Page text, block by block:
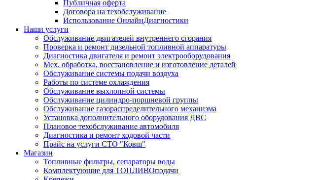
Публичная оферта
Договора на техобслуживание
Использование ОнлайнДиагностики
Наши услуги
Обслуживание двигателей внутреннего сгорания
Проверка и ремонт дизельной топливной аппаратуры
Диагностика двигателя и ремонт электрооборудования
Мех. обработка, восстановление и изготовление деталей
Обслуживание системы подачи воздуха
Работы по системе охлаждения
Обслуживание выхлопной системы
Обслуживание цилиндро-поршневой группы
Обслуживание газораспределительного механизма
Установка дополнительного оборудования ДВС
Плановое техобслуживание автомобиля
Диагностика и ремонт ходовой части
Прайс на услуги СТО "Ковш"
Магазин
Топливные фильтры, сепараторы воды
Комплектующие для ТОПЛИВОподачи